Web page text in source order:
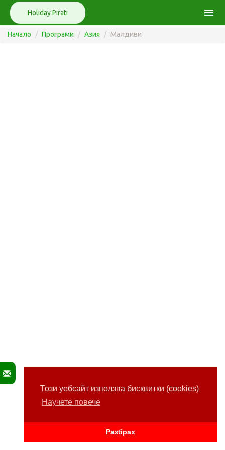
Този уебсайт използва бисквитки (cookies)
Научете повече
Разбрах
Holiday Pirati menu
Начало Програми Азия Малдиви